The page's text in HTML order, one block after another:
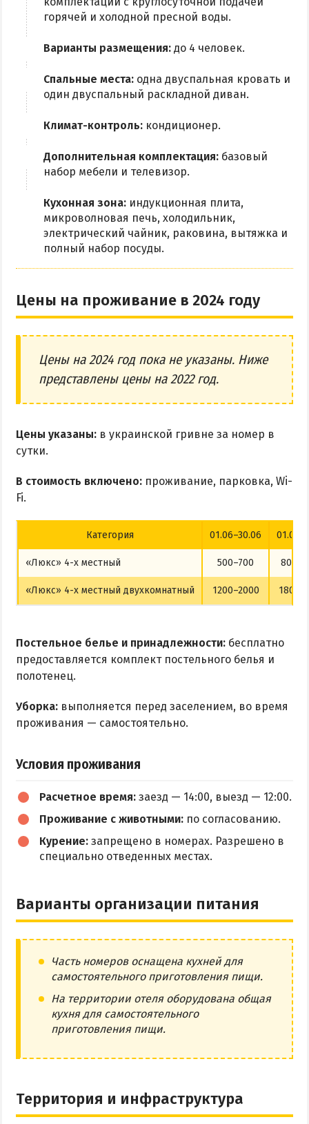
горячей и холодной пресной воды.
Варианты размещения: до 4 человек.
Спальные места: одна двуспальная кровать и
один двуспальный раскладной диван.
Климат-контроль: кондиционер.
Дополнительная комплектация: базовый
набор мебели и телевизор.
Кухонная зона: индукционная плита,
микроволновая печь, холодильник,
электрический чайник, раковина, вытяжка и
полный набор посуды.
Цены на проживание в 2024 году
Цены на 2024 год пока не указаны. Ниже
представлены цены на 2022 год.
Цены указаны: в украинской гривне за номер в
сутки.
В стоимость включено: проживание, парковка, Wi-
Fi.
Категория 01.06–30.06
«Люкс» 4-х местный 500–700
«Люкс» 4-х местный двухкомнатный 1200–2000
Постельное белье и принадлежности: бесплатно
предоставляется комплект постельного белья и
полотенец.
Уборка: выполняется перед заселением, во время
проживания — самостоятельно.
Условия проживания
Расчетное время: заезд — 14:00, выезд — 12:00.
Проживание с животными: по согласованию.
Курение: запрещено в номерах. Разрешено в
специально отведенных местах.
Варианты организации питания
Часть номеров оснащена кухней для
самостоятельного приготовления пищи.
На территории отеля оборудована общая
кухня для самостоятельного
приготовления пищи.
Территория и инфраструктура